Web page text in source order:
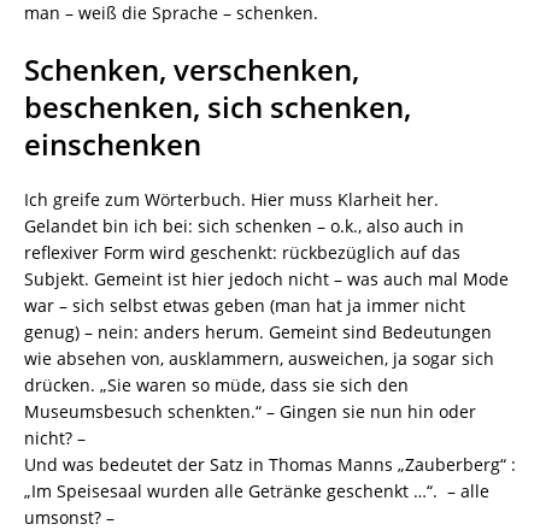
man – weiß die Sprache – schenken.
Schenken, verschenken,
beschenken, sich schenken,
einschenken
Ich greife zum Wörterbuch. Hier muss Klarheit her.
Gelandet bin ich bei: sich schenken – o.k., also auch in
reflexiver Form wird geschenkt: rückbezüglich auf das
Subjekt. Gemeint ist hier jedoch nicht – was auch mal Mode
war – sich selbst etwas geben (man hat ja immer nicht
genug) – nein: anders herum. Gemeint sind Bedeutungen
wie absehen von, ausklammern, ausweichen, ja sogar sich
drücken. „Sie waren so müde, dass sie sich den
Museumsbesuch schenkten.“ – Gingen sie nun hin oder
nicht? –
Und was bedeutet der Satz in Thomas Manns „Zauberberg“ :
„Im Speisesaal wurden alle Getränke geschenkt …“. – alle
umsonst? –